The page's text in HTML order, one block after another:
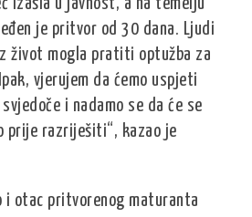
izašla u javnost, a na temelju
je pritvor od 30 dana. Ljudi
život mogla pratiti optužba za
vjerujem da ćemo uspjeti
i nadamo se da će se
prije razriješiti“, kazao je
i otac pritvorenog maturanta